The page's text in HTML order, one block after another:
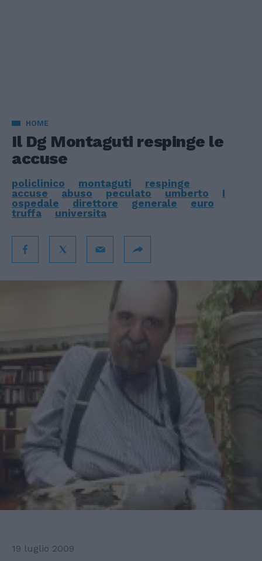
HOME
Il Dg Montaguti respinge le
accuse
policlinico montaguti
respinge
accuse
abuso peculato umberto
I
ospedale
direttore generale
euro
truffa
universita
19 luglio 2009